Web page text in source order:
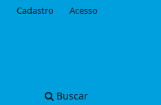
Buscar
Cadastro Acesso